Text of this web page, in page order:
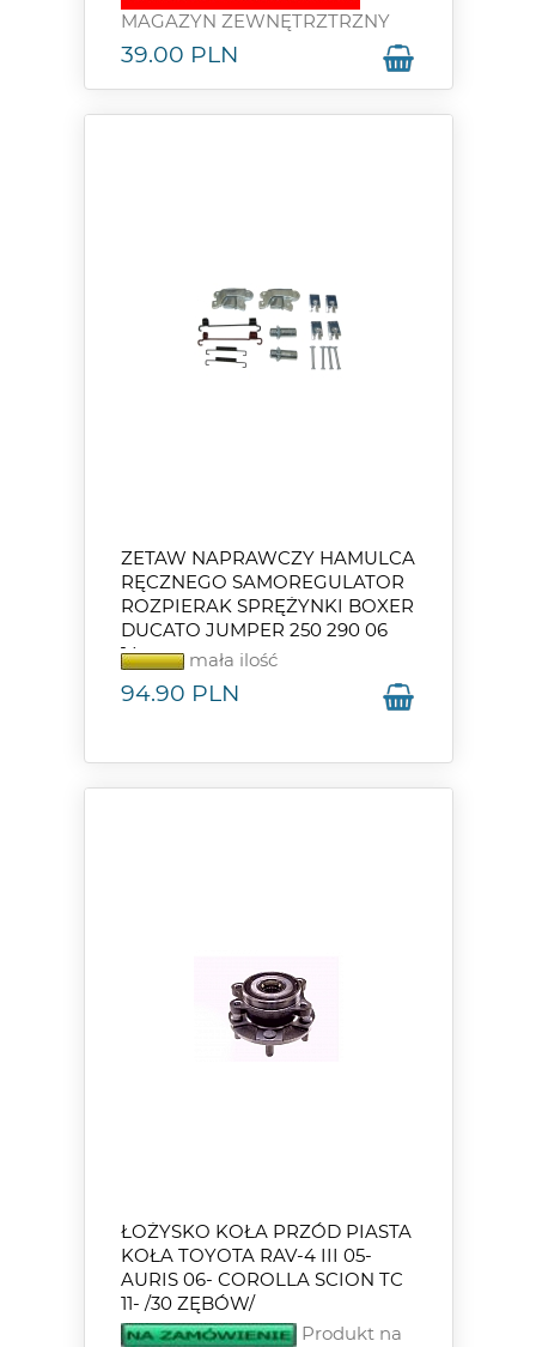
MAGAZYN ZEWNĘTRZTRZNY
39.00 PLN
ZETAW NAPRAWCZY HAMULCA
RĘCZNEGO SAMOREGULATOR
ROZPIERAK SPRĘŻYNKI BOXER
DUCATO JUMPER 250 290 06
14-
mała ilość
94.90 PLN
ŁOŻYSKO KOŁA PRZÓD PIASTA
KOŁA TOYOTA RAV-4 III 05-
AURIS 06- COROLLA SCION TC
11- /30 ZĘBÓW/
Produkt na